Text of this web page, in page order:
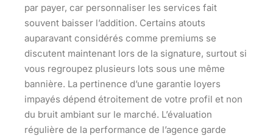
par payer, car personnaliser les services fait
souvent baisser l’addition. Certains atouts
auparavant considérés comme premiums se
discutent maintenant lors de la signature, surtout si
vous regroupez plusieurs lots sous une même
bannière. La pertinence d’une garantie loyers
impayés dépend étroitement de votre profil et non
du bruit ambiant sur le marché. L’évaluation
régulière de la performance de l’agence garde